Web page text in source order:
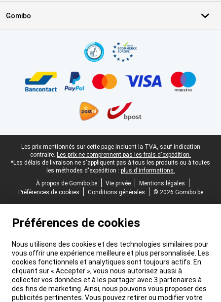
Gomibo
Pied-de-page légal
Les prix mentionnés sur cette page incluent la TVA, sauf indication
contraire. Les prix ne comprennent pas les frais d'expédition.
*Les délais de livraison ne s'appliquent pas à tous les produits ou à toutes
les méthodes d'expédition : plus d'informations.
À propos de Gomibo.be
Vie privée
Mentions légales
Préférences de cookies
Conditions générales © 2026 Gomibo.be
Préférences de cookies
Nous utilisons des cookies et des technologies similaires pour
vous offrir une expérience meilleure et plus personnalisée. Les
cookies fonctionnels et analytiques sont toujours actifs. En
cliquant sur « Accepter », vous nous autorisez aussi à
collecter vos données et à les partager avec 3 partenaires à
des fins de marketing. Ainsi, nous pouvons vous proposer des
publicités pertinentes. Vous pouvez retirer ou modifier votre